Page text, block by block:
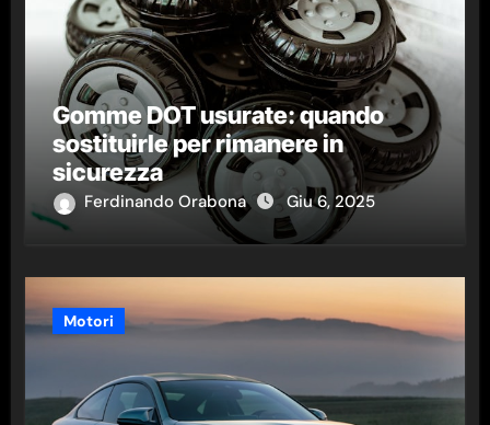
Gomme DOT usurate: quando
sostituirle per rimanere in
sicurezza
Ferdinando Orabona Giu 6, 2025
Motori